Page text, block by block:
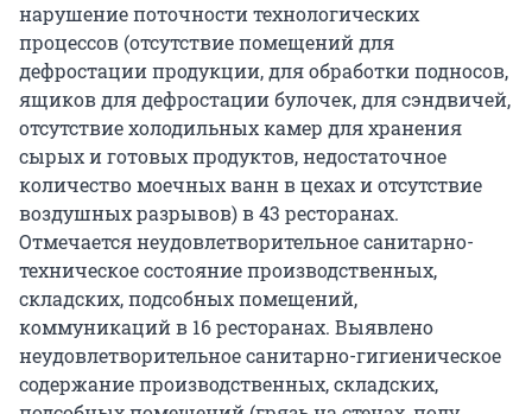
нарушение поточности технологических
процессов (отсутствие помещений для
дефростации продукции, для обработки подносов,
ящиков для дефростации булочек, для сэндвичей,
отсутствие холодильных камер для хранения
сырых и готовых продуктов, недостаточное
количество моечных ванн в цехах и отсутствие
воздушных разрывов) в 43 ресторанах.
Отмечается неудовлетворительное санитарно-
техническое состояние производственных,
складских, подсобных помещений,
коммуникаций в 16 ресторанах. Выявлено
неудовлетворительное санитарно-гигиеническое
содержание производственных, складских,